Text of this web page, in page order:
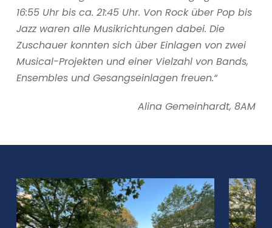
16:55 Uhr bis ca. 21:45 Uhr. Von Rock über Pop bis
Jazz waren alle Musikrichtungen dabei. Die
Zuschauer konnten sich über Einlagen von zwei
Musical-Projekten und einer Vielzahl von Bands,
Ensembles und Gesangseinlagen freuen.“
Alina Gemeinhardt, 8AM